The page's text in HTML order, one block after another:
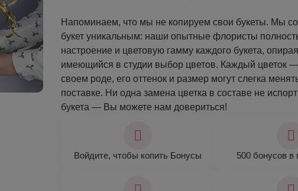
Напоминаем, что мы не копируем свои букеты. Мы
букет уникальным: наши опытные флористы
настроение и цветовую гамму каждого букета,
имеющийся в студии выбор цветов. Каждый цветок
своем роде, его оттенок и размер могут слегка
поставке. Ни одна замена цветка в составе не
букета — Вы можете нам довериться!
Войдите, чтобы копить Бонусы 500 бонусов в